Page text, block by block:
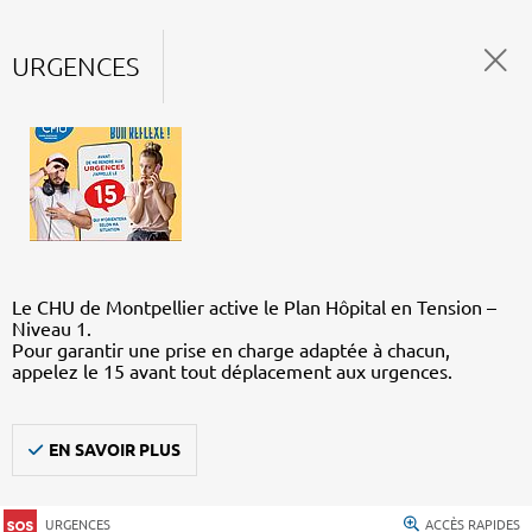
URGENCES
Le CHU de Montpellier active le Plan Hôpital en Tension –
Niveau 1.
Pour garantir une prise en charge adaptée à chacun,
appelez le 15 avant tout déplacement aux urgences.
EN SAVOIR PLUS
URGENCES ACCÈS RAPIDES